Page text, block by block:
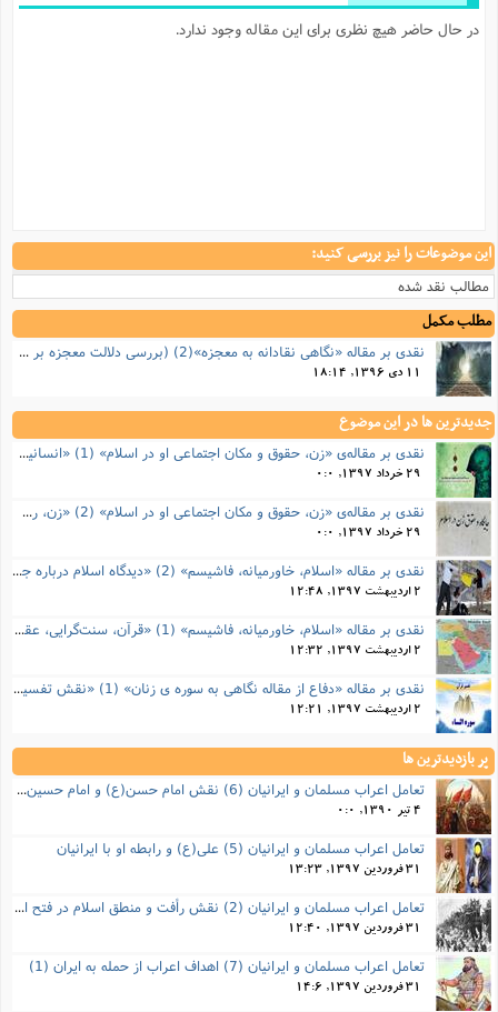
در حال حاضر هیچ نظری برای این مقاله وجود ندارد.
این موضوعات را نیز بررسی کنید:
مطالب نقد شده
مطلب مکمل
نقدی بر مقاله «نگاهی نقادانه به معجزه»(2) (بررسی دلالت معجزه بر صدق ادعای نبوت)
11 دی 1396, 18:14
جدیدترین ها در این موضوع
نقدی بر مقاله‌ی «زن، حقوق و مکان اجتماعی او در اسلام» (1) «انسانیت، ارزش و ایمان زن از نگاه اسلام»
29 خرداد 1397, 0:0
نقدی بر مقاله‌ی «زن، حقوق و مکان اجتماعی او در اسلام» (2) «زن، رشدپذیری، عفاف»
29 خرداد 1397, 0:0
نقدی بر مقاله «اسلام، خاورمیانه، فاشیسم» (2) «دیدگاه اسلام درباره جهاد، مدرنیسم و زن»
2 اردیبهشت 1397, 12:48
نقدی بر مقاله «اسلام، خاورمیانه، فاشیسم» (1) «قرآن، سنت‌گرایی، عقلانیت»
2 اردیبهشت 1397, 12:32
نقدی بر مقاله «دفاع از مقاله نگاهی به سوره ی زنان» (1) «نقش تفسیر درباره قرآن»
2 اردیبهشت 1397, 12:21
پر بازدیدترین ها
تعامل اعراب مسلمان و ایرانیان (6) نقش امام حسن(ع) و امام حسین(ع) در فتح ایران
4 تیر 1390, 0:0
تعامل اعراب مسلمان و ایرانیان (5) علی(ع) و رابطه‌ او با ایرانیان
31 فروردین 1397, 13:23
تعامل اعراب مسلمان و ایرانیان (2) نقش رأفت و منطق اسلام در فتح ایران
31 فروردین 1397, 12:40
تعامل اعراب مسلمان و ایرانیان (7) اهداف اعراب از حمله به ایران (1)
31 فروردین 1397, 14:6